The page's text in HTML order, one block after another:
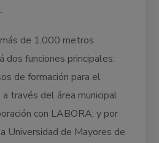
de 1.000 metros
dos funciones principales:
de formación para el
través del área municipal
con LABORA; y por
Universidad de Mayores de